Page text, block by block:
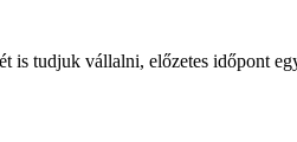
is tudjuk vállalni, előzetes időpont